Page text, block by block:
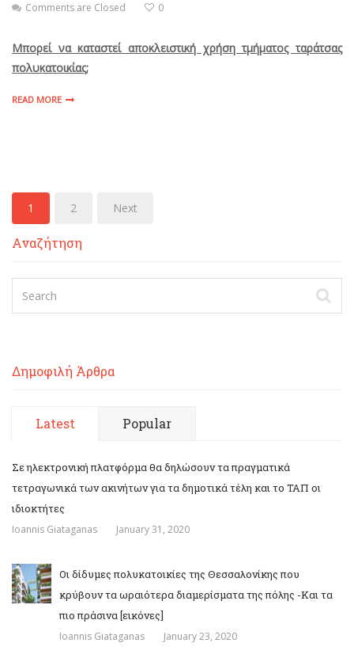
Comments are Closed
0
Μπορεί να καταστεί αποκλειστική χρήση τμήματος ταράτσας
πολυκατοικίας;
READ MORE
1 2 Next
Αναζήτηση
Δημοφιλή Άρθρα
Latest Popular
Σε ηλεκτρονική πλατφόρμα θα δηλώσουν τα πραγματικά
τετραγωνικά των ακινήτων για τα δημοτικά τέλη και το ΤΑΠ οι
ιδιοκτήτες
Ioannis Giataganas January 31, 2020
Οι δίδυμες πολυκατοικίες της Θεσσαλονίκης που
κρύβουν τα ωραιότερα διαμερίσματα της πόλης -Και τα
πιο πράσινα [εικόνες]
Ioannis Giataganas January 23, 2020